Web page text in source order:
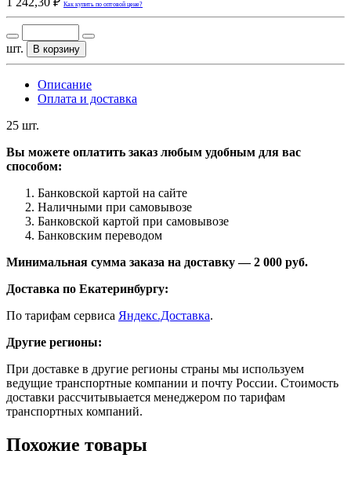
Как купить по оптовой цене?
шт. В корзину
Описание
Оплата и доставка
25 шт.
Вы можете оплатить заказ любым удобным для вас
способом:
Банковской картой на сайте
Наличными при самовывозе
Банковской картой при самовывозе
Банковским переводом
Минимальная сумма заказа на доставку — 2 000 руб.
Доставка по Екатеринбургу:
По тарифам сервиса Яндекс.Доставка.
Другие регионы:
При доставке в другие регионы страны мы используем
ведущие транспортные компании и почту России. Стоимость
доставки рассчитывыается менеджером по тарифам
транспортных компаний.
Похожие товары